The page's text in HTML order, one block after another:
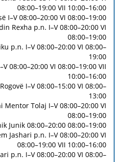
08:00–19:00 VII 10:00–16:00
I–V 08:00–20:00 VI 08:00–19:00
Rexha p.n. I–V 08:00–20:00 VI
08:00–19:00
p.n. I–V 08:00–20:00 VI 08:00–
19:00
08:00–20:00 VI 08:00–19:00 VII
10:00–16:00
I–V 08:00–15:00 VI 08:00–
13:00
Mentor Tolaj I–V 08:00–20:00 VI
08:00–19:00
Junik 08:00–20:00 08:00–19:00
Jashari p.n. I–V 08:00–20:00 VI
08:00–19:00 VII 10:00–16:00
p.n. I–V 08:00–20:00 VI 08:00–